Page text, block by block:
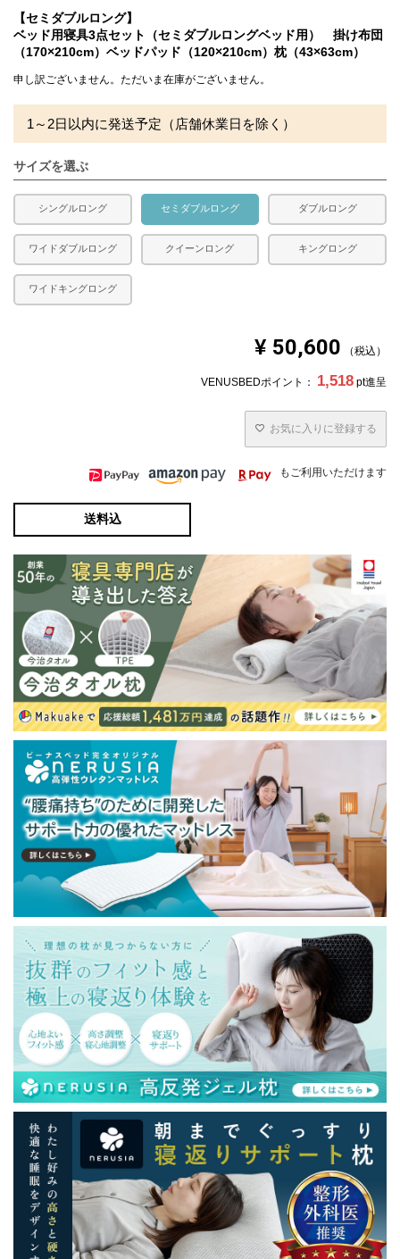
（40番手、平織り、打ち込み230本)
詰め物：中国産グレーダックダウン 85％、フェザー15%
かさ高：8～9cm前後
合い掛け布団です。
側生地：綿35％ ポリエステル65％
中素材：ポリエステル100％
充填量：0.65kg
四隅に固定用のゴムが付いています。
■枕
側生地：綿100％ 生成
詰め物：スモールフェザー100％
【セミダブルロング】
ベッド用寝具3点セット（セミダブルロングベッド用） 掛け布団
（170×210cm）ベッドパッド（120×210cm）枕（43×63cm）
申し訳ございません。ただいま在庫がございません。
1～2日以内に発送予定（店舗休業日を除く）
サイズを選ぶ
シングルロング セミダブルロング ダブルロング
ワイドダブルロング クイーンロング キングロング
ワイドキングロング
¥ 50,600 税込
VENUSBEDポイント： 1,518 pt進呈
お気に入りに登録する
もご利用いただけます
送料込